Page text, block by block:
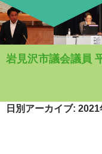
岩見沢市議会議員
ン
日別アーカイブ: 2021